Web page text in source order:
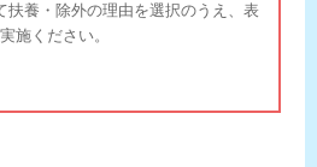
養・除外の理由を選択のうえ、表
施ください。